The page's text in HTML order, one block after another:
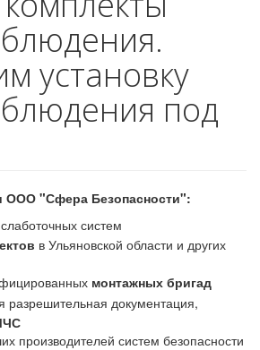
установку
под
ООО "Сфера Безопасности":
систем
в Ульяновской области и других
монтажных бригад
разрешительная документация,
производителей систем безопасности